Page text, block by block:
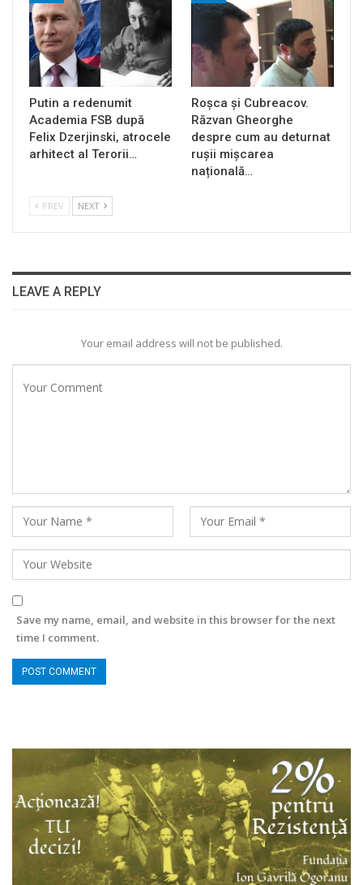
Putin a redenumit
Academia FSB după
Felix Dzerjinski, atrocele
arhitect al Terorii…
Roșca și Cubreacov.
Răzvan Gheorghe
despre cum au deturnat
rușii mișcarea
națională…
PREV NEXT
LEAVE A REPLY
Your email address will not be published.
Save my name, email, and website in this browser for the next
time I comment.